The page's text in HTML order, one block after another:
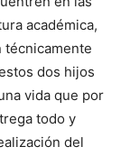
académica,
técnicamente
dos hijos
vida que por
todo y
del